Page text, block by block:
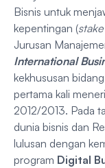
Bisnis untuk
kepentingan (
Jurusan
International
kekhususan bidang
pertama kali
2012/2013. Pada
dunia bisnis dan
lulusan dengan
program Digital